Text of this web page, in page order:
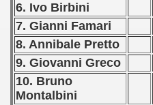
6. Ivo Birbini
7. Gianni Famari
8. Annibale Pretto
9. Giovanni Greco
10. Bruno
Montalbini